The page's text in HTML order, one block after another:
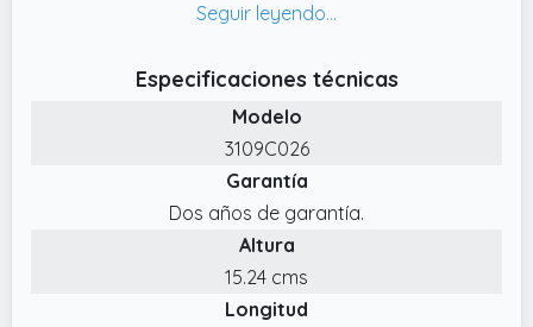
✔️ Cartuchos de gran calidad: consigue
fotografías perfectas y de una gran
duración de hasta 100 años gracias a las 5
tintas independientes con tecnología FINE
orginales de Canon.
✔️ Impresora Canon compacta y productiva:
pequeña en tamaño, grande en
características. Con capacidad para 350
hojas para utilizar en fotografías y
Especificaciones técnicas
Modelo
3109C026
Garantía
Dos años de garantía.
Altura
15.24 cms
Longitud